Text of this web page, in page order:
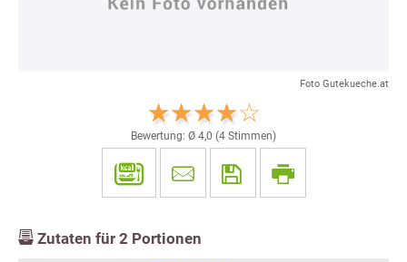
Foto Gutekueche.at
Bewertung: Ø 4,0 (4 Stimmen)
Zutaten für 2 Portionen